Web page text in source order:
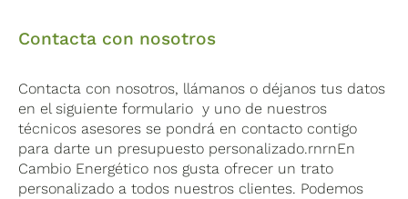
Contacta con nosotros
Contacta con nosotros, llámanos o déjanos tus datos
en el siguiente formulario y uno de nuestros
técnicos asesores se pondrá en contacto contigo
para darte un presupuesto personalizado.rnrnEn
Cambio Energético nos gusta ofrecer un trato
personalizado a todos nuestros clientes. Podemos